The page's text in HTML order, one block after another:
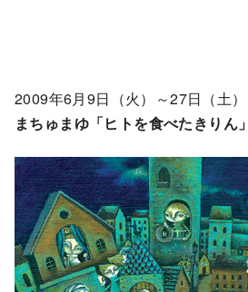
2009年6月9日（火）～27日（土）
まちゅまゆ「ヒトを食べたきりん